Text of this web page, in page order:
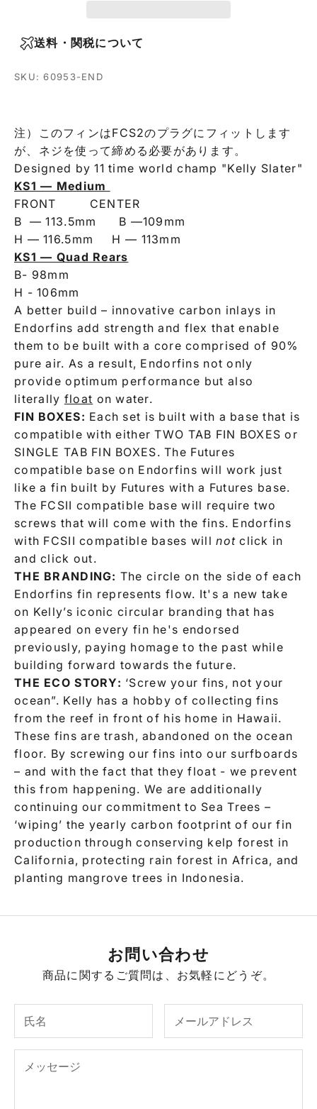
送料・関税について
SKU: 60953-END
注）このフィンはFCS2のプラグにフィットします
が、ネジを使って締める必要があります。
Designed by 11 time world champ "Kelly Slater"
KS1 — Medium
FRONT CENTER
B — 113.5mm B —109mm
H — 116.5mm H — 113mm
KS1 — Quad Rears
B- 98mm
H - 106mm
A better build – innovative carbon inlays in
Endorfins add strength and flex that enable
them to be built with a core comprised of 90%
pure air. As a result, Endorfins not only
provide optimum performance but also
literally float on water.
FIN BOXES: Each set is built with a base that is
compatible with either TWO TAB FIN BOXES or
SINGLE TAB FIN BOXES. The Futures
compatible base on Endorfins will work just
like a fin built by Futures with a Futures base.
The FCSII compatible base will require two
screws that will come with the fins. Endorfins
with FCSII compatible bases willnot click in
and click out.
THE BRANDING: The circle on the side of each
Endorfins fin represents flow. It's a new take
on Kelly’s iconic circular branding that has
appeared on every fin he's endorsed
previously, paying homage to the past while
building forward towards the future.
THE ECO STORY: ‘Screw your fins, not your
ocean”. Kelly has a hobby of collecting fins
from the reef in front of his home in Hawaii.
These fins are trash, abandoned on the ocean
floor. By screwing our fins into our surfboards
– and with the fact that they float - we prevent
this from happening. We are additionally
continuing our commitment to Sea Trees –
‘wiping’ the yearly carbon footprint of our fin
production through conserving kelp forest in
California, protecting rain forest in Africa, and
planting mangrove trees in Indonesia.
お問い合わせ
商品に関するご質問は、お気軽にどうぞ。